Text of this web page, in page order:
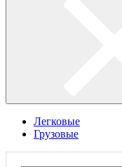
Легковые
Грузовые